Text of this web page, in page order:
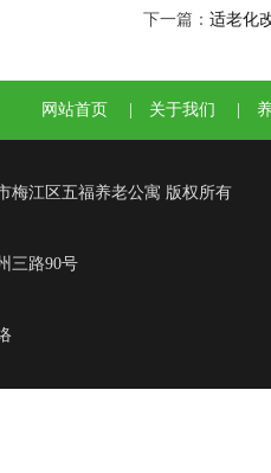
下一篇： 适老化
网站首页 关于我们
梅江区五福养老公寓 版权所有
三路90号